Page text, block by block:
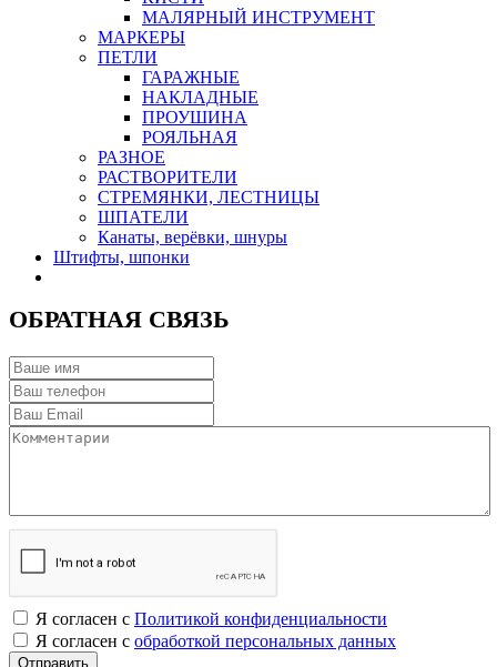
МАЛЯРНЫЙ ИНСТРУМЕНТ
МАРКЕРЫ
ПЕТЛИ
ГАРАЖНЫЕ
НАКЛАДНЫЕ
ПРОУШИНА
РОЯЛЬНАЯ
РАЗНОЕ
РАСТВОРИТЕЛИ
СТРЕМЯНКИ, ЛЕСТНИЦЫ
ШПАТЕЛИ
Канаты, верёвки, шнуры
Штифты, шпонки
ОБРАТНАЯ СВЯЗЬ
Я согласен с Политикой конфиденциальности
Я согласен с обработкой персональных данных